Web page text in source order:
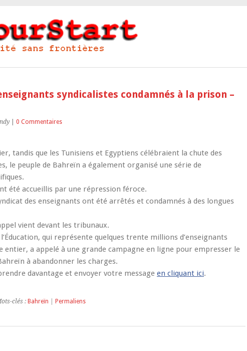
syndicalistes condamnés à la prison –
0 Commentaires
tandis que les Tunisiens et Egyptiens célébraient la chute des
le peuple de Bahreïn a également organisé une série de
été accueillis par une répression féroce.
des enseignants ont été arrêtés et condamnés à des longues
vient devant les tribunaux.
qui représente quelques trente millions d’enseignants
entier, a appelé à une grande campagne en ligne pour empresser le
à abandonner les charges.
davantage et envoyer votre message en cliquant ici.
clés : Bahreïn Permaliens